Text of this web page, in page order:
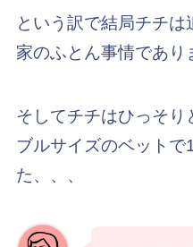
という訳で結局チチ
家のふとん事情であり
そしてチチはひっそ
ブルサイズのベットで
た、、、